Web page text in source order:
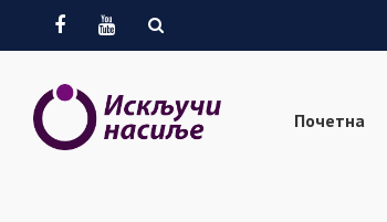
FacebookYoutube
Почетна